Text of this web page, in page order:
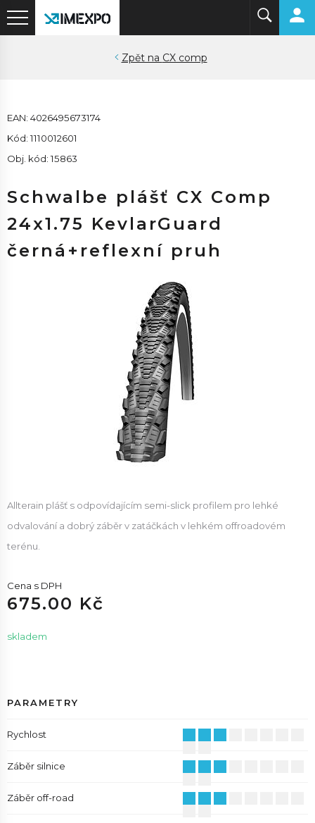
CX comp
EAN: 4026495673174
Kód: 1110012601
Obj. kód: 15863
Schwalbe plášť CX Comp
24x1.75 KevlarGuard
černá+reflexní pruh
Allterain plášť s odpovídajícím semi-slick profilem pro lehké
odvalování a dobrý záběr v zatáčkách v lehkém offroadovém
terénu.
Cena s DPH
675.00 Kč
skladem
PARAMETRY
Rychlost
Záběr silnice
Záběr off-road